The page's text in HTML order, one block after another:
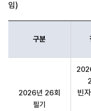
임)
구분
2026년 26회
필기
빈